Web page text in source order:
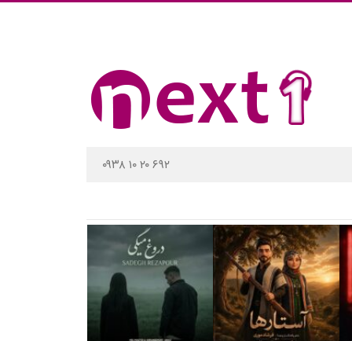
۰۹۳۸ ۱۰ ۲۰ ۶۹۲